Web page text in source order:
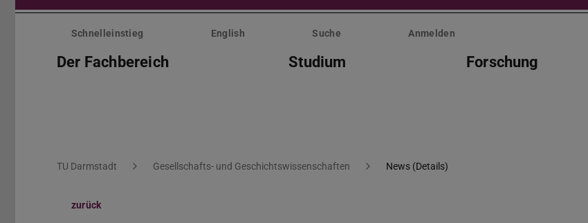
Menü
überspringenSchnelleinstieg English Suche Anmelden
Der Fachbereich Studium Forschung
Sie befinden sich hier:
TU Darmstadt Gesellschafts- und Geschichtswissenschaften News (Details)
zurück